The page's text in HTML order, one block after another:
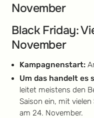
November
Black Friday:
November
Kampagnenstart:
Um das handelt es
leitet meistens den
Saison ein, mit
am 24. November.